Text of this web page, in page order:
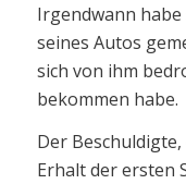
Irgendwann habe
seines Autos
sich von ihm
bekommen habe.
Der
Erhalt der ersten